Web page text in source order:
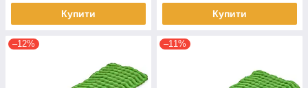
Купити Купити
–12% –11%